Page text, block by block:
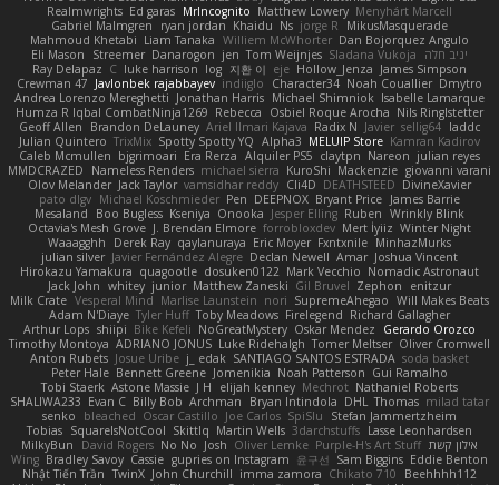
Menyhárt Marcell
Matthew Lowery
MrIncognito
Ed garas
Realmwrights
MikusMasquerade
jorge R
Ns
Khaidu
ryan jordan
Gabriel Malmgren
Dan Bojorquez Angulo
Williem McWhorter
Liam Tanaka
Mahmoud Khetabi
יניב חלה
Sladana Vukoja
Tom Weijnjes
jen
Danarogon
Streemer
Eli Mason
James Simpson
Hollow_Jenza
eje
지환 이
log
luke harrison
C
Ray Delapaz
Dmytro
Noah Couallier
Character34
indiiglo
Javlonbek rajabbayev
Crewman 47
Isabelle Lamarque
Michael Shimniok
Jonathan Harris
Andrea Lorenzo Mereghetti
Nils Ringlstetter
Osbiel Roque Arocha
Rebecca
Humza R Iqbal CombatNinja1269
laddc
sellig64
Javier
Radix N
Ariel Ilmari Kajava
Brandon DeLauney
Geoff Allen
Kamran Kadirov
MELUIP Store
Alpha3
Spotty Spotty YQ
TrixMix
Julian Quintero
julian reyes
Nareon
claytpn
Alquiler PS5
Era Rerza
bjgrimoari
Caleb Mcmullen
giovanni varani
Mackenzie
KuroShi
michael sierra
Nameless Renders
MMDCRAZED
DivineXavier
DEATHSTEED
Cli4D
vamsidhar reddy
Jack Taylor
Olov Melander
James Barrie
Bryant Price
DEEPNOX
Pen
Michael Koschmieder
pato dlgv
Wrinkly Blink
Ruben
Jesper Elling
Onooka
Kseniya
Boo Bugless
Mesaland
Winter Night
Mert İyiiz
forrobloxdev
J. Brendan Elmore
Octavia's Mesh Grove
MinhazMurks
Fxntxnile
Eric Moyer
qaylanuraya
Derek Ray
Waaagghh
Joshua Vincent
Amar
Declan Newell
Javier Fernández Alegre
julian silver
Nomadic Astronaut
Mark Vecchio
dosuken0122
quagootle
Hirokazu Yamakura
enitzur
Zephon
Gil Bruvel
Matthew Zaneski
junior
whitey
Jack John
Will Makes Beats
SupremeAhegao
nori
Marlise Launstein
Vesperal Mind
Milk Crate
Richard Gallagher
Firelegend
Toby Meadows
Tyler Huff
Adam N'Diaye
Gerardo Orozco
Oskar Mendez
NoGreatMystery
Bike Kefeli
shiipi
Arthur Lops
Oliver Cromwell
Tomer Meltser
Luke Ridehalgh
ADRIANO JONUS
Timothy Montoya
soda basket
SANTIAGO SANTOS ESTRADA
j_ edak
Josue Uribe
Anton Rubets
Gui Ramalho
Noah Patterson
Jomenikia
Bennett Greene
Peter Hale
Nathaniel Roberts
Mechrot
elijah kenney
J H
Astone Massie
Tobi Staerk
milad tatar
Thomas
DHL
Bryan Intindola
Archman
Billy Bob
Evan C
SHALIWA233
Stefan Jammertzheim
SpiSlu
Joe Carlos
Oscar Castillo
bleached
senko
Lasse Leonhardsen
3darchstuffs
Martin Wells
Skittlq
SquareIsNotCool
Tobias
אילון קשת Purple-H's Art Stuff
Oliver Lemke
Josh
No No
David Rogers
MilkyBun
Eddie Benton
Sam Biggins
윤구선
gupries on Instagram
Cassie
Bradley Savoy
Wing
Beehhhh112
Chikato 710
imma zamora
John Churchill
TwinX
Nhật Tiến Trần